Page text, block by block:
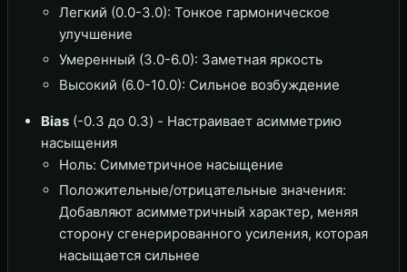
Легкий (0.0-3.0): Тонкое гармоническое
улучшение
Умеренный (3.0-6.0): Заметная яркость
Высокий (6.0-10.0): Сильное возбуждение
Bias (-0.3 до 0.3) - Настраивает асимметрию
насыщения
Ноль: Симметричное насыщение
Положительные/отрицательные значения:
Добавляют асимметричный характер, меняя
сторону сгенерированного усиления, которая
насыщается сильнее